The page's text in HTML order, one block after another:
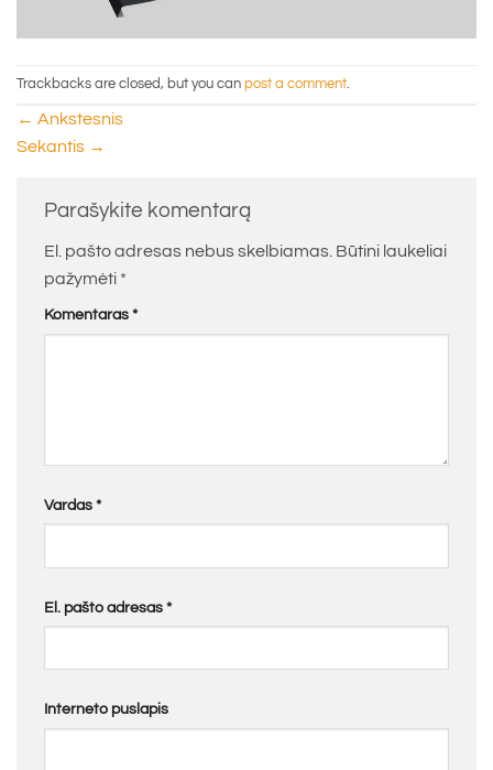
Trackbacks are closed, but you can post a comment.
← Ankstesnis
Sekantis →
Parašykite komentarą
El. pašto adresas nebus skelbiamas. Būtini laukeliai
pažymėti *
Komentaras *
Vardas *
El. pašto adresas *
Interneto puslapis